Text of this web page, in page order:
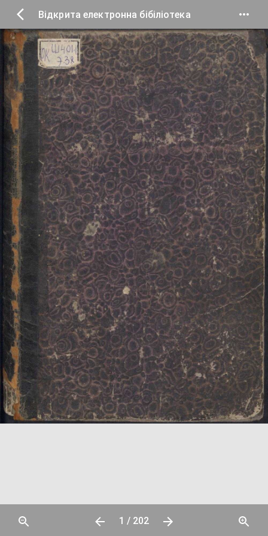
Відкрита електронна бібіліотека
1 / 202